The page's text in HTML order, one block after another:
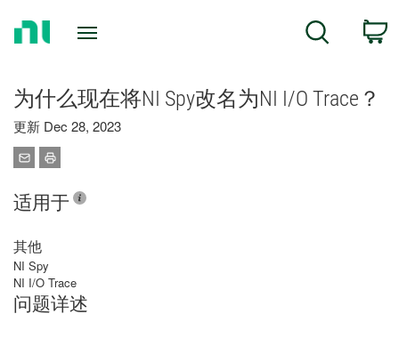
Search
为什么现在将NI Spy改名为NI I/O Trace？
更新 Dec 28, 2023
适用于
其他
NI Spy
NI I/O Trace
问题详述